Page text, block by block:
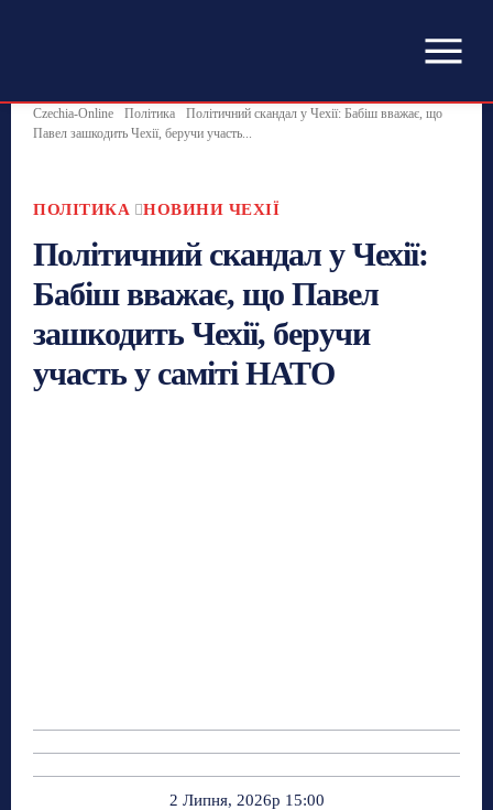
Czechia-Online Політика
Політичний скандал у Чехії: Бабіш вважає, що
Павел зашкодить Чехії, беручи участь...
ПОЛІТИКА НОВИНИ ЧЕХІЇ
Політичний скандал у Чехії:
Бабіш вважає, що Павел
зашкодить Чехії, беручи
участь у саміті НАТО
2 Липня, 2026р 15:00